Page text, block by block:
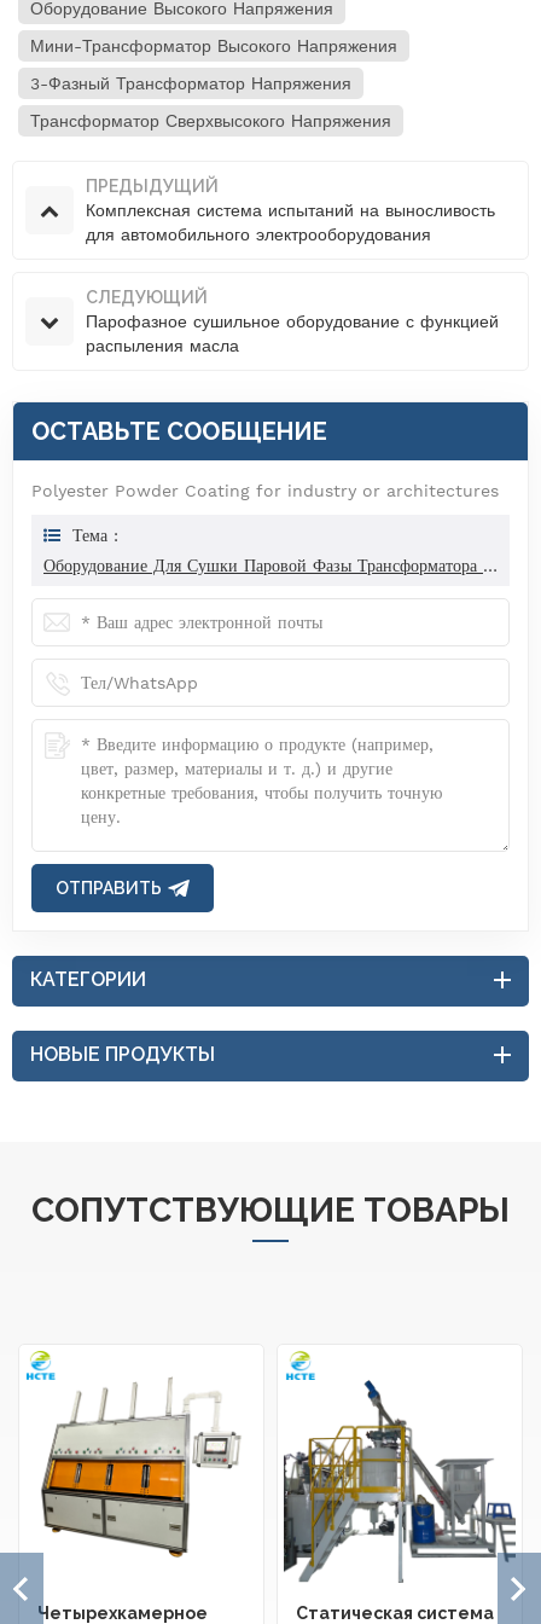
Оборудование Высокого Напряжения
Мини-Трансформатор Высокого Напряжения
3-Фазный Трансформатор Напряжения
Трансформатор Сверхвысокого Напряжения
ПРЕДЫДУЩИЙ
Комплексная система испытаний на выносливость
для автомобильного электрооборудования
СЛЕДУЮЩИЙ
Парофазное сушильное оборудование с функцией
распыления масла
ОСТАВЬТЕ СООБЩЕНИЕ
Polyester Powder Coating for industry or architectures
Тема :
Оборудование Для Сушки Паровой Фазы Трансформатора Сверхвысокого Напряжения
ОТПРАВИТЬ
КАТЕГОРИИ
НОВЫЕ ПРОДУКТЫ
СОПУТСТВУЮЩИЕ ТОВАРЫ
Четырехкамерное
Статическая система